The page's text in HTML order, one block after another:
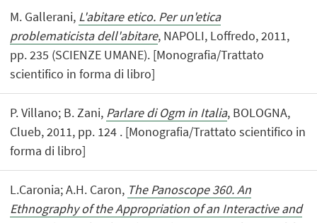
M. Gallerani, L'abitare etico. Per un'etica
problematicista dell'abitare, NAPOLI, Loffredo, 2011,
pp. 235 (SCIENZE UMANE). [Monografia/Trattato
scientifico in forma di libro]
P. Villano; B. Zani, Parlare di Ogm in Italia, BOLOGNA,
Clueb, 2011, pp. 124 . [Monografia/Trattato scientifico in
forma di libro]
L.Caronia; A.H. Caron, The Panoscope 360. An
Ethnography of the Appropriation of an Interactive and